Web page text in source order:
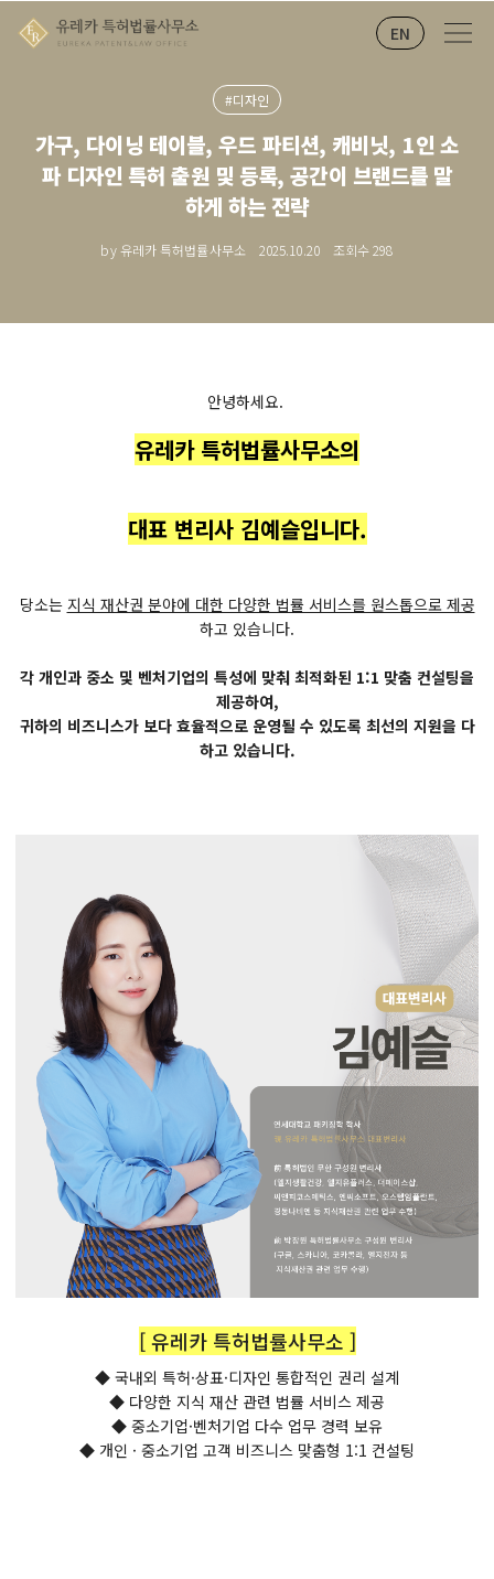
EN
#디자인
가구, 다이닝 테이블, 우드 파티션, 캐비닛, 1인 소
파 디자인 특허 출원 및 등록, 공간이 브랜드를 말
하게 하는 전략
by 유레카 특허법률사무소 2025.10.20 조회수298
안녕하세요.
유레카 특허법률사무소의
대표 변리사 김예슬입니다.
당소는 지식 재산권 분야에 대한 다양한 법률 서비스를 원스톱으로 제공
하고 있습니다.
각 개인과 중소 및 벤처기업의 특성에 맞춰 최적화된 1:1 맞춤 컨설팅을
제공하여,
귀하의 비즈니스가 보다 효율적으로 운영될 수 있도록 최선의 지원을 다
하고 있습니다.
[ 유레카 특허법률사무소 ]
◆ 국내외 특허·상표·디자인 통합적인 권리 설계
◆ 다양한 지식 재산 관련 법률 서비스 제공
◆ 중소기업·벤처기업 다수 업무 경력 보유
◆ 개인 · 중소기업 고객 비즈니스 맞춤형 1:1 컨설팅